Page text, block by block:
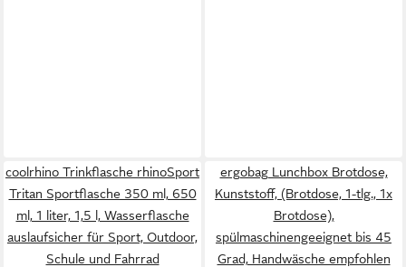
coolrhino Trinkflasche rhinoSport
Tritan Sportflasche 350 ml, 650
ml, 1 liter, 1,5 l, Wasserflasche
auslaufsicher für Sport, Outdoor,
Schule und Fahrrad
ergobag Lunchbox Brotdose,
Kunststoff, (Brotdose, 1-tlg., 1x
Brotdose),
spülmaschinengeeignet bis 45
Grad, Handwäsche empfohlen